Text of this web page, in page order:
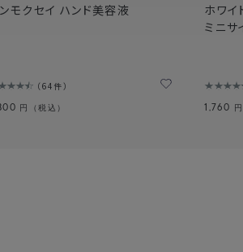
モクセイ ハンド美容液
64件
円（税込）
ホワイ
ミニサ
1,760